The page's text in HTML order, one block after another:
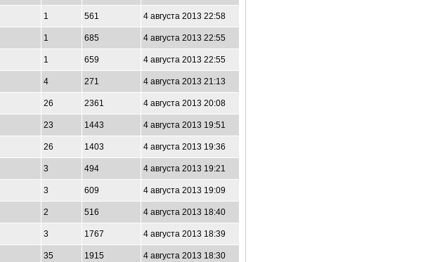
1 561 4 августа 2013 22:58
1 685 4 августа 2013 22:55
1 659 4 августа 2013 22:55
4 271 4 августа 2013 21:13
26 2361 4 августа 2013 20:08
23 1443 4 августа 2013 19:51
26 1403 4 августа 2013 19:36
3 494 4 августа 2013 19:21
3 609 4 августа 2013 19:09
2 516 4 августа 2013 18:40
3 1767 4 августа 2013 18:39
35 1915 4 августа 2013 18:30